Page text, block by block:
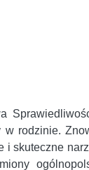
rodzinie.
i skuteczne